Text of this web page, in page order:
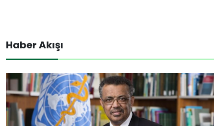
Haber Akışı